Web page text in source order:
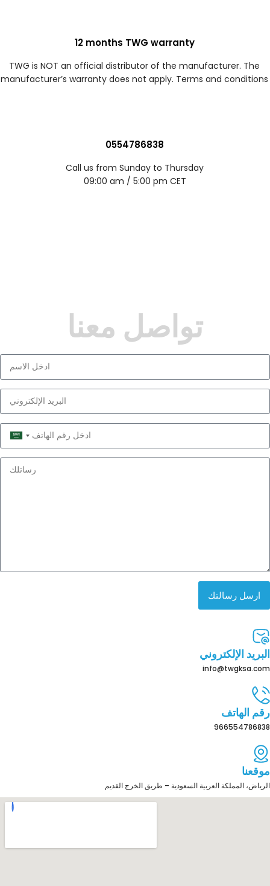
12 months TWG warranty
TWG is NOT an official distributor of the manufacturer. The
manufacturer’s warranty does not apply. Terms and conditions
0554786838
Call us from Sunday to Thursday
09:00 am / 5:00 pm CET
تواصل معنا
Saudi
Arabia
+966
ارسل رسالتك
البريد الإلكتروني
info@twgksa.com
رقم الهاتف
966554786838
موقعنا
الرياض، المملكة العربية السعودية – طريق الخرج القديم